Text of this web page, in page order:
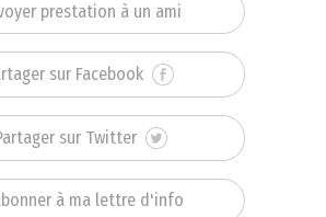
prestation à un ami
sur Facebook
sur Twitter
à ma lettre d'info